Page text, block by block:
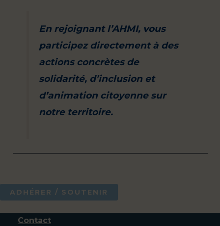
En rejoignant l’AHMI, vous
participez directement à des
actions concrètes de
solidarité, d’inclusion et
d’animation citoyenne sur
notre territoire.
ADHÉRER / SOUTENIR
Contact